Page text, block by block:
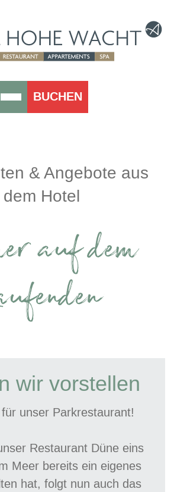
BUCHEN
& Angebote aus
dem Hotel
auf dem
wir vorstellen
unser Parkrestaurant!
Restaurant Düne eins
Meer bereits ein eigenes
hat, folgt nun auch das